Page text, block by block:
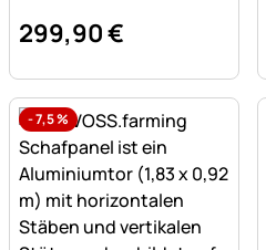
299,90€
-7,5%